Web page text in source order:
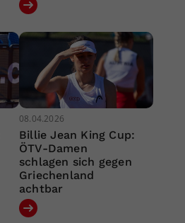
08.04.2026
Billie Jean King Cup:
ÖTV-Damen
schlagen sich gegen
Griechenland
achtbar